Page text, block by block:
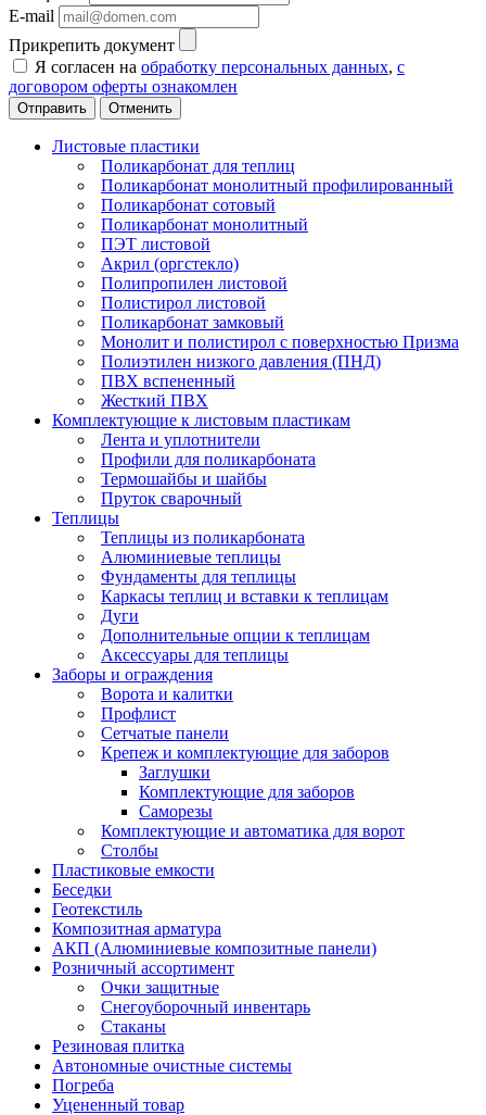
E-mail
Прикрепить документ
Я согласен на обработку персональных данных, с
договором оферты ознакомлен
Отменить
Листовые пластики
Поликарбонат для теплиц
Поликарбонат монолитный профилированный
Поликарбонат сотовый
Поликарбонат монолитный
ПЭТ листовой
Акрил (оргстекло)
Полипропилен листовой
Полистирол листовой
Поликарбонат замковый
Монолит и полистирол с поверхностью Призма
Полиэтилен низкого давления (ПНД)
ПВХ вспененный
Жесткий ПВХ
Комплектующие к листовым пластикам
Лента и уплотнители
Профили для поликарбоната
Термошайбы и шайбы
Пруток сварочный
Теплицы
Теплицы из поликарбоната
Алюминиевые теплицы
Фундаменты для теплицы
Каркасы теплиц и вставки к теплицам
Дуги
Дополнительные опции к теплицам
Аксессуары для теплицы
Заборы и ограждения
Ворота и калитки
Профлист
Сетчатые панели
Крепеж и комплектующие для заборов
Заглушки
Комплектующие для заборов
Саморезы
Комплектующие и автоматика для ворот
Столбы
Пластиковые емкости
Беседки
Геотекстиль
Композитная арматура
АКП (Алюминиевые композитные панели)
Розничный ассортимент
Очки защитные
Снегоуборочный инвентарь
Стаканы
Резиновая плитка
Автономные очистные системы
Погреба
Уцененный товар